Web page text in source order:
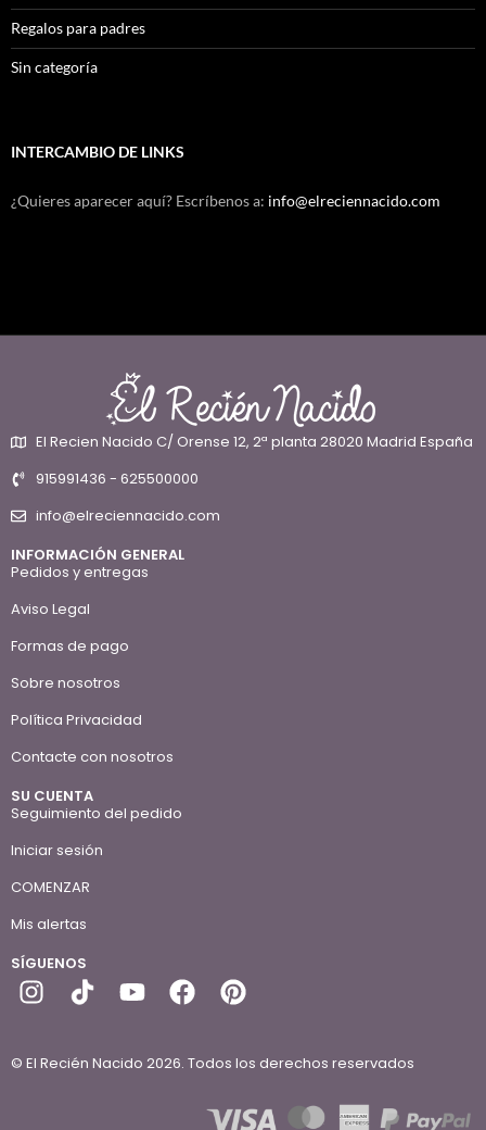
Regalos para padres
Sin categoría
INTERCAMBIO DE LINKS
¿Quieres aparecer aquí? Escríbenos a: info@elreciennacido.com
El Recien Nacido C/ Orense 12, 2ª planta 28020 Madrid España
915991436 - 625500000
info@elreciennacido.com
INFORMACIÓN GENERAL
Pedidos y entregas
Aviso Legal
Formas de pago
Sobre nosotros
Política Privacidad
Contacte con nosotros
SU CUENTA
Seguimiento del pedido
Iniciar sesión
COMENZAR
Mis alertas
SÍGUENOS
© El Recién Nacido 2026. Todos los derechos reservados